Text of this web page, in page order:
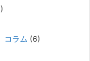
家族からのご相談を受
方や問題解決に取り組ん
コラム (6)